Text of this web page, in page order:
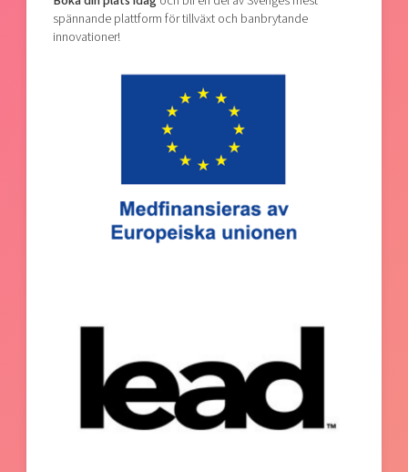
spännande plattform för tillväxt och banbrytande
innovationer!